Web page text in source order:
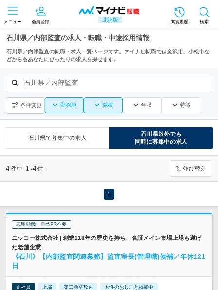
北陸版
メニュー 会員登録 閲覧履歴 検索
石川県／内部監査の求人・転職・中途採用情報
石川県／内部監査の転職・求人一覧ページです。マイナビ転職では金沢市、小松市な
どからもあなたにぴったりの求人を探せます。
石川県／内部監査
条件変更 勤務地 職種 年収 特徴
石川県で募集中の求人
石川県以外でも
同時に募集中の求人
4 件中 1 -4 件 並び替え
1
志望動機・自己PR不要
ニッコー株式会社 | 創業118年の歴史を持ち、名証メイン市場上場も遂げ
た老舗企業
《石川》【内部監査関連業務】監査室長(管理職)候補／年休121
日
正社員 上場 第二新卒歓迎 女性のおしごと掲載中